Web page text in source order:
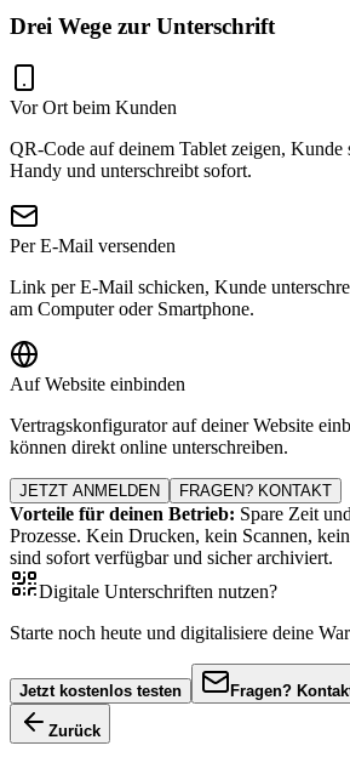
Drei Wege zur Unterschrift
Vor Ort beim Kunden
QR-Code auf deinem Tablet zeigen, Kunde
Handy und unterschreibt sofort.
Per E-Mail versenden
Link per E-Mail schicken, Kunde
am Computer oder Smartphone.
Auf Website einbinden
Vertragskonfigurator auf deiner Website
können direkt online unterschreiben.
JETZT ANMELDEN FRAGEN? KONTAKT
Vorteile für deinen Betrieb: Spare Zeit
Prozesse. Kein Drucken, kein Scannen,
sind sofort verfügbar und sicher archiviert.
Digitale Unterschriften nutzen?
Starte noch heute und digitalisiere deine
Jetzt kostenlos testen Fragen?
Zurück